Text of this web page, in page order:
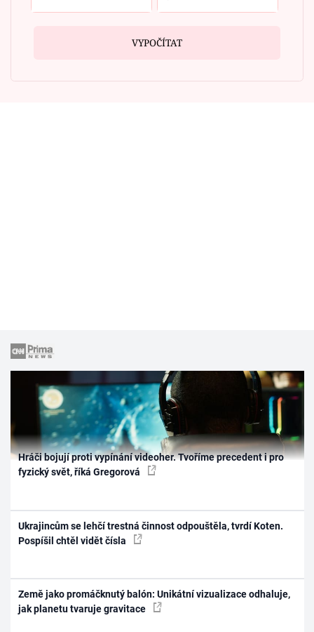
VYPOČÍTAT
Hráči bojují proti vypínání videoher. Tvoříme precedent i pro
fyzický svět, říká Gregorová
Ukrajincům se lehčí trestná činnost odpouštěla, tvrdí Koten.
Pospíšil chtěl vidět čísla
Země jako promáčknutý balón: Unikátní vizualizace odhaluje,
jak planetu tvaruje gravitace